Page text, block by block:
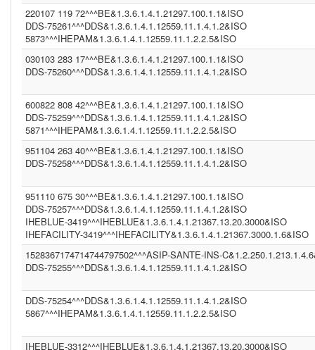
DDS (1.3.6.1.4.1.12559.11.1.4.2.4)
IHEBLUE2 (1.3.6.1.4.1.21367.13.20.3001)
SER (1.3.6.1.4.1.21367.2011.2.5.5563)
INFNITTG (1.3.6.1.4.1.21367.2005.13.20.3000)
(1.3.6.1.4.1.21367.2011.2.5.5523)
(1.3.6.1.4.1.21367.13.20.1000)
220107 119 72^^^BE&1.3.6.1.4.1.21297.100.1.1&ISO
DDS-75261^^^DDS&1.3.6.1.4.1.12559.11.1.4.1.2&ISO
5873^^^IHEPAM&1.3.6.1.4.1.12559.11.1.2.2.5&ISO
030103 283 17^^^BE&1.3.6.1.4.1.21297.100.1.1&ISO
DDS-75260^^^DDS&1.3.6.1.4.1.12559.11.1.4.1.2&ISO
600822 808 42^^^BE&1.3.6.1.4.1.21297.100.1.1&ISO
DDS-75259^^^DDS&1.3.6.1.4.1.12559.11.1.4.1.2&ISO
5871^^^IHEPAM&1.3.6.1.4.1.12559.11.1.2.2.5&ISO
951104 263 40^^^BE&1.3.6.1.4.1.21297.100.1.1&ISO
DDS-75258^^^DDS&1.3.6.1.4.1.12559.11.1.4.1.2&ISO
951110 675 30^^^BE&1.3.6.1.4.1.21297.100.1.1&ISO
DDS-75257^^^DDS&1.3.6.1.4.1.12559.11.1.4.1.2&ISO
IHEBLUE-3419^^^IHEBLUE&1.3.6.1.4.1.21367.13.20.3000&ISO
IHEFACILITY-3419^^^IHEFACILITY&1.3.6.1.4.1.21367.3000.1.6&ISO
1528367174714744797502^^^ASIP-SANTE-INS-
DDS-75255^^^DDS&1.3.6.1.4.1.12559.11.1.4.1.2&ISO
DDS-75254^^^DDS&1.3.6.1.4.1.12559.11.1.4.1.2&ISO
5867^^^IHEPAM&1.3.6.1.4.1.12559.11.1.2.2.5&ISO
IHEBLUE-3312^^^IHEBLUE&1.3.6.1.4.1.21367.13.20.3000&ISO